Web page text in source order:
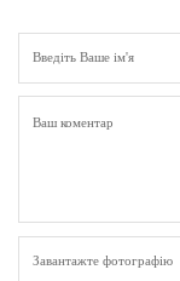
Завантажте фотографію